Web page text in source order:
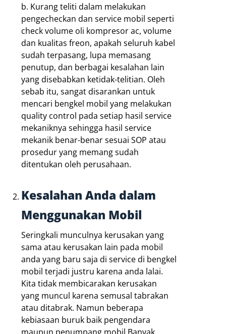
b. Kurang teliti dalam melakukan
pengecheckan dan service mobil seperti
check volume oli kompresor ac, volume
dan kualitas freon, apakah seluruh kabel
sudah terpasang, lupa memasang
penutup, dan berbagai kesalahan lain
yang disebabkan ketidak-telitian. Oleh
sebab itu, sangat disarankan untuk
mencari bengkel mobil yang melakukan
quality control pada setiap hasil service
mekaniknya sehingga hasil service
mekanik benar-benar sesuai SOP atau
prosedur yang memang sudah
ditentukan oleh perusahaan.
Kesalahan Anda dalam
Menggunakan Mobil
Seringkali munculnya kerusakan yang
sama atau kerusakan lain pada mobil
anda yang baru saja di service di bengkel
mobil terjadi justru karena anda lalai.
Kita tidak membicarakan kerusakan
yang muncul karena semusal tabrakan
atau ditabrak. Namun beberapa
kebiasaan buruk baik pengendara